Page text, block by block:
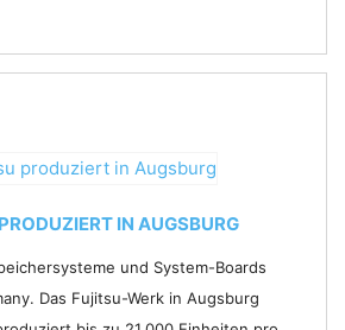
IN AUGSBURG
und System-Boards
Das Fujitsu-Werk in Augsburg